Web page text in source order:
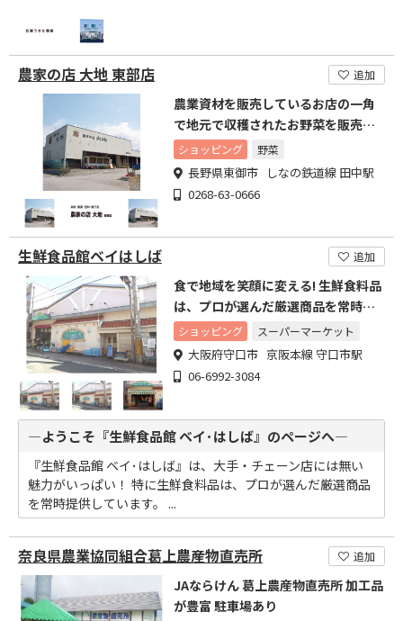
農家の店 大地 東部店 追加
農業資材を販売しているお店の一角
で地元で収穫されたお野菜を販売し
ております。
ショッピング 野菜
長野県東御市 しなの鉄道線 田中駅
0268-63-0666
生鮮食品館ベイはしば 追加
食で地域を笑顔に変える! 生鮮食料品
は、プロが選んだ厳選商品を常時提
供しています
ショッピング スーパーマーケット
大阪府守口市 京阪本線 守口市駅
06-6992-3084
―ようこそ『生鮮食品館 ベイ･はしば』のページへ―
『生鮮食品館 ベイ･はしば』は、大手・チェーン店には無い
魅力がいっぱい！ 特に生鮮食料品は、プロが選んだ厳選商品
を常時提供しています。 ...
奈良県農業協同組合葛上農産物直売所 追加
JAならけん 葛上農産物直売所 加工品
が豊富 駐車場あり